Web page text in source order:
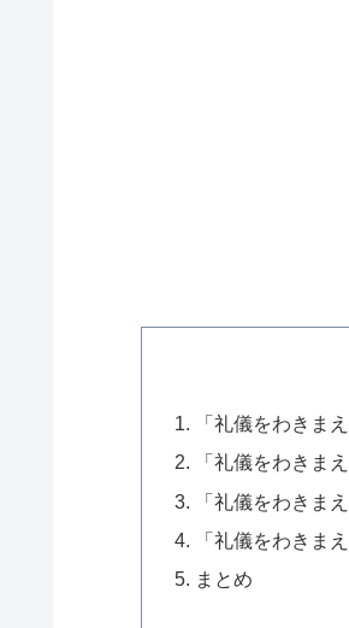
「礼儀をわきま
「礼儀をわきま
「礼儀をわきま
「礼儀をわきま
まとめ